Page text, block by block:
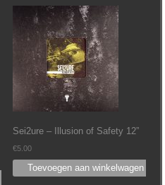
Sei2ure – Illusion of Safety 12”
€5.00
Toevoegen aan winkelwagen